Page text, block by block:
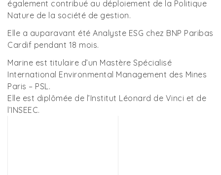
également contribué au déploiement de la Politique
Nature de la société de gestion.
Elle a auparavant été Analyste ESG chez BNP Paribas
Cardif pendant 18 mois.
Marine est titulaire d’un Mastère Spécialisé
International Environmental Management des Mines
Paris – PSL.
Elle est diplômée de l’Institut Léonard de Vinci et de
l’INSEEC.